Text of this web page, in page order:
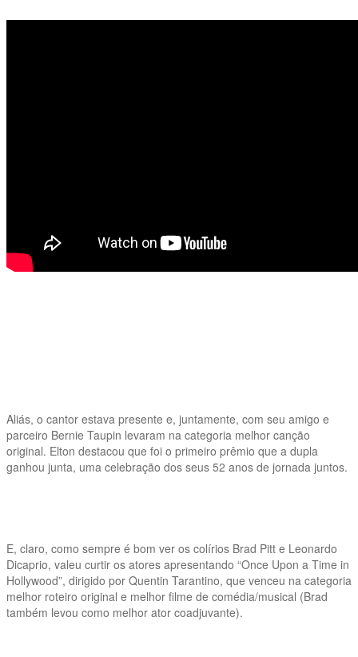
Aliás, o cantor estava presente e, juntamente, com seu amigo e
parceiro Bernie Taupin levaram na categoria melhor canção
original. Elton destacou que foi o primeiro prêmio que a dupla
ganhou junta, uma celebração dos seus 52 anos de jornada juntos.
E, claro, como sempre é bom ver os colírios Brad Pitt e Leonardo
Dicaprio, valeu curtir os atores apresentando “Once Upon a Time in
Hollywood”, dirigido por Quentin Tarantino, que venceu na categoria
melhor roteiro original e melhor filme de comédia/musical (Brad
também levou como melhor ator coadjuvante).